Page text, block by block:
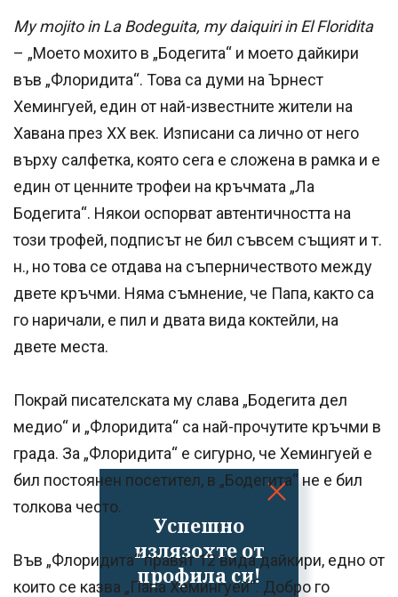
Успешно
излязохте от
профила си!
My mojito in La Bodeguita, my daiquiri in El Floridita
– „Моето мохито в „Бодегита“ и моето дайкири
във „Флоридита“. Това са думи на Ърнест
Хемингуей, един от най-известните жители на
Хавана през XX век. Изписани са лично от него
върху салфетка, която сега е сложена в рамка и е
един от ценните трофеи на кръчмата „Ла
Бодегита“. Някои оспорват автентичността на
този трофей, подписът не бил съвсем същият и т.
н., но това се отдава на съперничеството между
двете кръчми. Няма съмнение, че Папа, както са
го наричали, е пил и двата вида коктейли, на
двете места.
Покрай писателската му слава „Бодегита дел
медио“ и „Флоридита“ са най-прочутите кръчми в
града. За „Флоридита“ е сигурно, че Хемингуей е
бил постоянен посетител, в „Бодегита“ не е бил
толкова често.
Във „Флоридита“ правят 12 вида дайкири, едно от
които се казва „Папа Хемингуей“. Добро го